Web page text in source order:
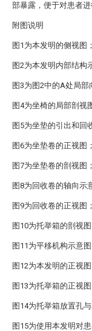
部暴露，便于对患者
附图说明
图1为本发明的侧视图；
图2为本发明内部结构
图3为图2中的A处局部
图4为坐椅的局部剖视
图5为坐垫的引出和回
图6为坐垫卷的正视图；
图7为坐垫卷的剖视图；
图8为回收卷的轴向示
图9为回收卷的正视图；
图10为托举箱的剖视图
图11为平移机构示意图
图12为本发明的正视图
图13为托举箱的正视图
图14为托举箱放置孔
图15为使用本发明对